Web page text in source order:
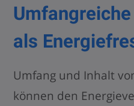
als
Umfang und Inhalt
können den